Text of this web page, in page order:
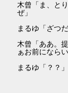
木曾「ま、と
ぜ」
まるゆ「ざつ
木曾「ああ。
ぁお前になら
まるゆ「？？」